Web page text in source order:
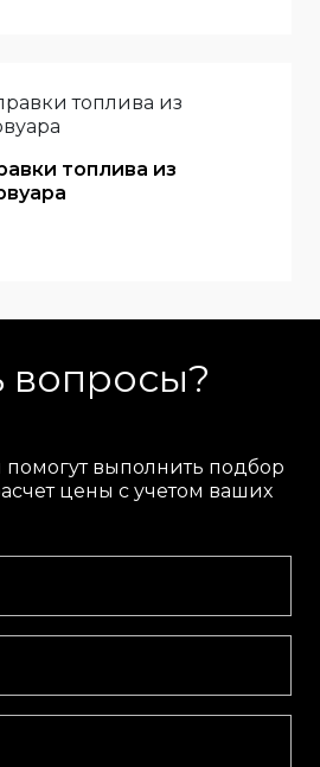
топлива из
вопросы?
выполнить подбор
цены с учетом ваших